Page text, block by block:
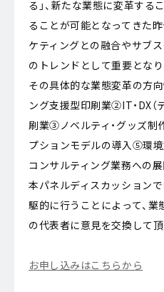
る」、新たな業態に変革する
ることが可能となってきた昨
ケティングとの融合やサブス
のトレンドとして重要となり
その具体的な業態変革の方
ング支援型印刷業②IT・DX（
刷業③ノベルティ・グッズ
プションモデルの導入⑤環境
コンサルティング業務への
本パネルディスカッション
駆的に行うことによって、
の代表者に意見を交換して頂
お申し込みはこちらから